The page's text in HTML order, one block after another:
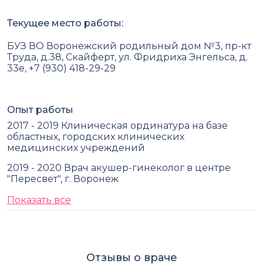
Текущее место работы:
БУЗ ВО Воронежский родильный дом №3, пр-кт
Труда, д.38, Скайферт, ул. Фридриха Энгельса, д.
33е, +7 (930) 418-29-29
Опыт работы
2017 - 2019 Клиническая ординатура на базе
областных, городских клинических
медицинских учреждений
2019 - 2020 Врач акушер-гинеколог в центре
"Пересвет", г. Воронеж
Показать все
Отзывы о враче